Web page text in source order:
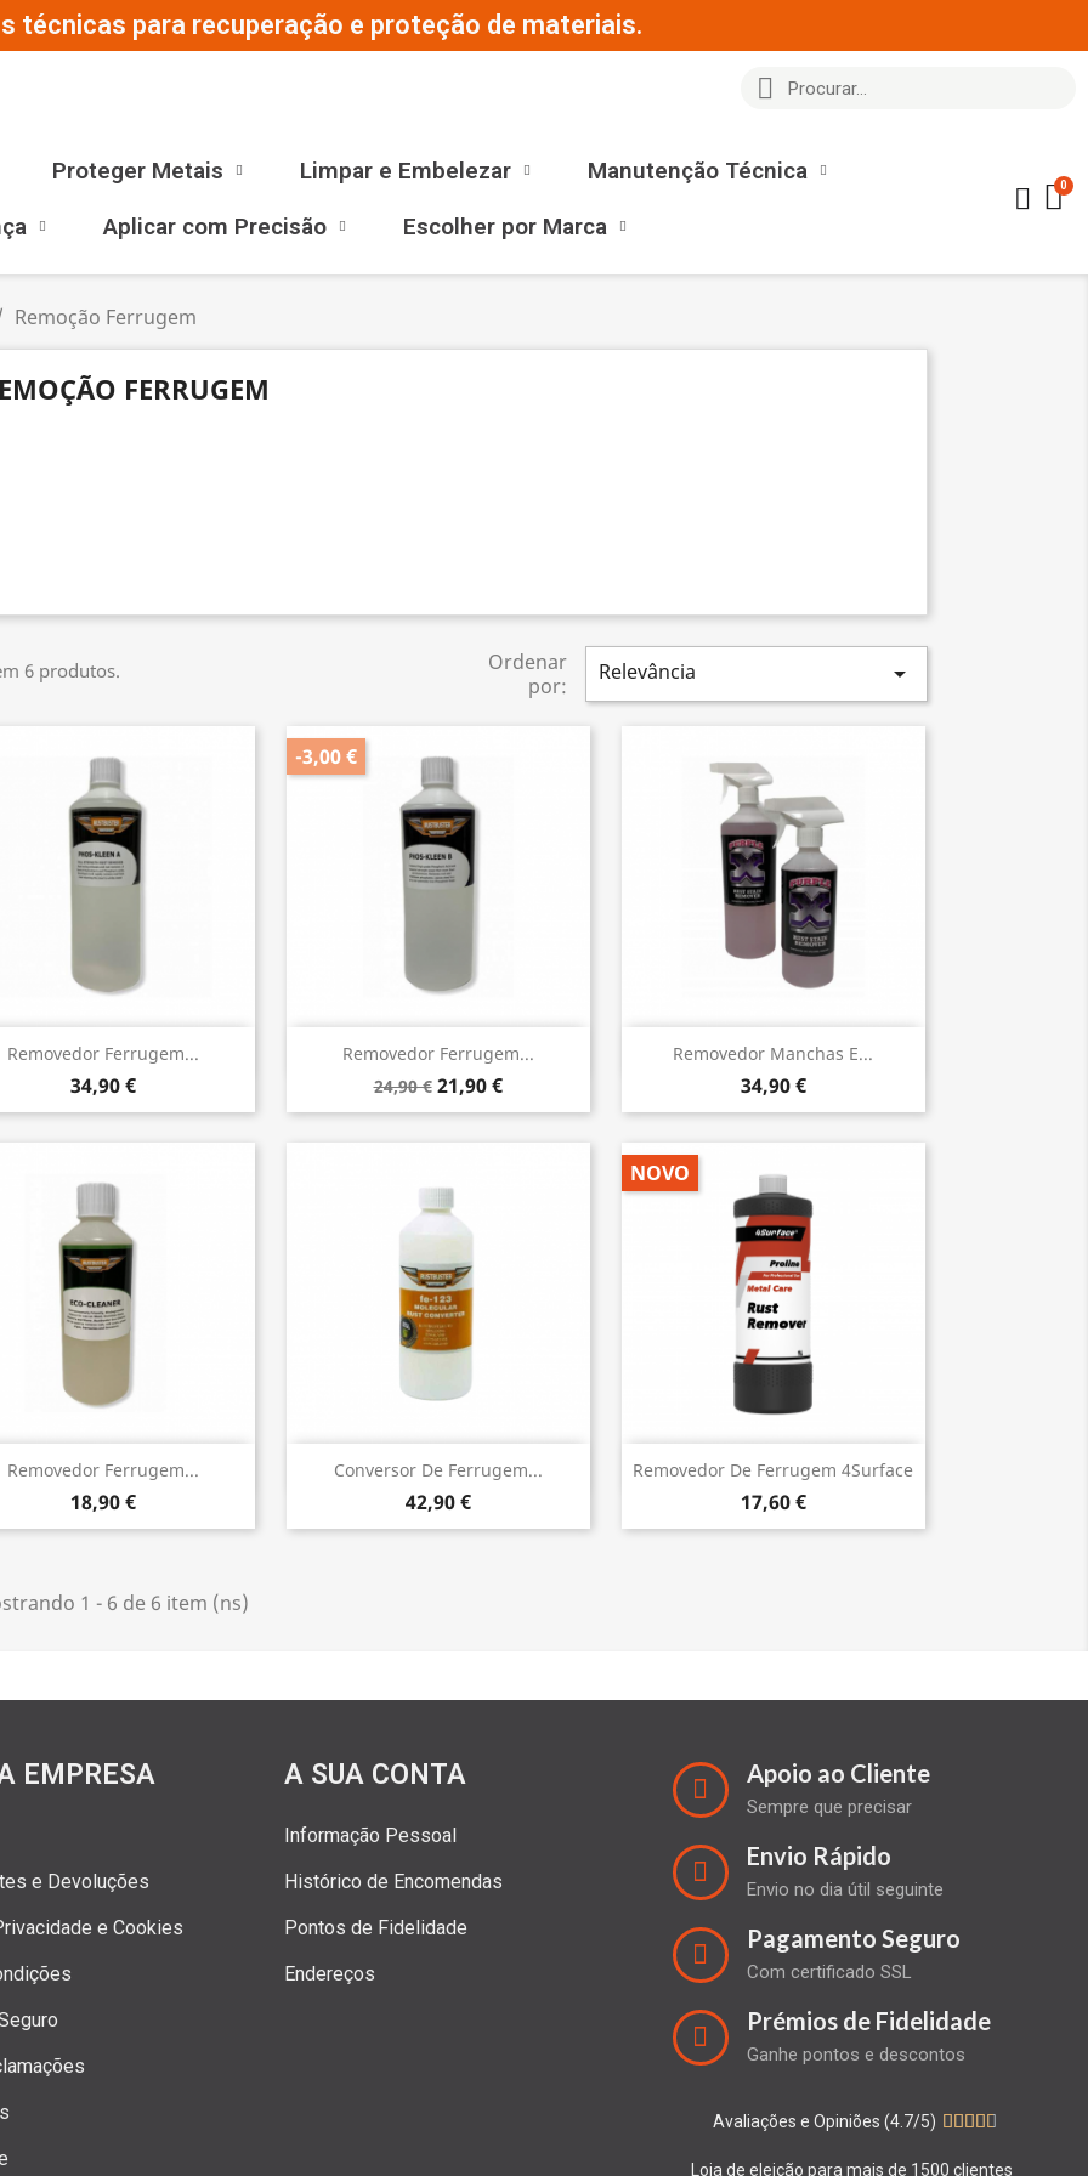
técnicas para recuperação e proteção de materiais.
Proteger Metais Limpar e Embelezar
Manutenção Técnica
Aplicar com Precisão Escolher por Marca
Remoção Ferrugem
FERRUGEM
6 produtos.
Ordenar
por:
Relevância 
Removedor Ferrugem...
34,90 €
Vista rápida
Removedor Ferrugem...
24,90 € 21,90 €
-3,00 €
Vista rápida Removedor Manchas E...
34,90 €
Vista rápida
Removedor Ferrugem...
18,90 €
Vista rápida Conversor De Ferrugem...
42,90 €
Vista rápida Removedor De Ferrugem 4Surface
17,60 €
NOVO
 Vista rápida
1 - 6 de 6 item (ns)
EMPRESA
e Devoluções
e Cookies
A SUA CONTA
Informação Pessoal
Histórico de Encomendas
Pontos de Fidelidade
Endereços
Apoio ao Cliente
Sempre que precisar
Envio Rápido
Envio no dia útil seguinte
Pagamento Seguro
Com certificado SSL
Prémios de Fidelidade
Ganhe pontos e descontos
Avaliações e Opiniões (4.7/5)     
Loja de eleição para mais de 1500 clientes